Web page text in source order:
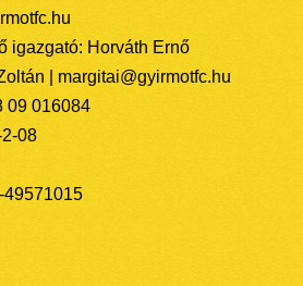
igazgató: Horváth Ernő
| margitai@gyirmotfc.hu
09 016084
08
49571015